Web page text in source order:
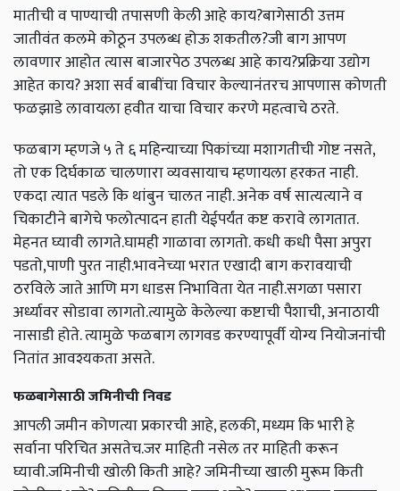
मातीची व पाण्याची तपासणी केली आहे काय?बागेसाठी उत्तम
जातीवंत कलमे कोठून उपलब्ध होऊ शकतील?जी बाग आपण
लावणार आहोत त्यास बाजारपेठ उपलब्ध आहे काय?प्रक्रिया उद्योग
आहेत काय? अशा सर्व बाबींचा विचार केल्यानंतरच आपणास कोणती
फळझाडे लावायला हवीत याचा विचार करणे महत्वाचे ठरते.
फळबाग म्हणजे ५ ते ६ महिन्याच्या पिकांच्या मशागतीची गोष्ट नसते,
तो एक दिर्घकाळ चालणारा व्यवसायाच म्हणायला हरकत नाही.
एकदा त्यात पडले कि थांबुन चालत नाही. अनेक वर्ष सात्यत्याने व
चिकाटीने बागेचे फलोत्पादन हाती येईपर्यंत कष्ट करावे लागतात.
मेहनत घ्यावी लागते.घामही गाळावा लागतो. कधी कधी पैसा अपुरा
पडतो,पाणी पुरत नाही.भावनेच्या भरात एखादी बाग करावयाची
ठरविले जाते आणि मग धाडस निभाविता येत नाही.सगळा पसारा
अर्ध्यावर सोडावा लागतो.त्यामुळे केलेल्या कष्टाची पैशाची, अनाठायी
नासाडी होते. त्यामुळे फळबाग लागवड करण्यापूर्वी योग्य नियोजनांची
नितांत आवश्यकता असते.
फळबागेसाठी जमिनीची निवड
आपली जमीन कोणत्या प्रकारची आहे, हलकी, मध्यम कि भारी हे
सर्वाना परिचित असतेच.जर माहिती नसेल तर माहिती करून
घ्यावी.जमिनीची खोली किती आहे? जमिनीच्या खाली मुरूम किती